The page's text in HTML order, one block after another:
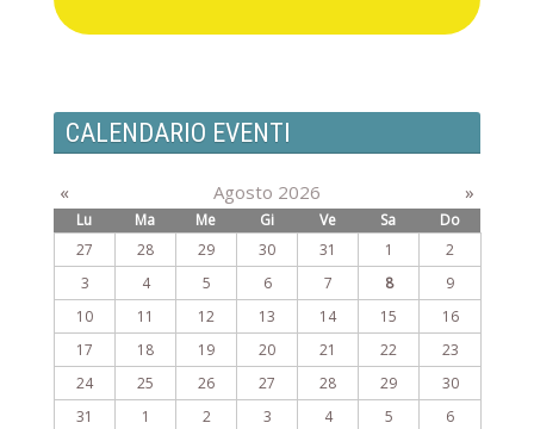
CALENDARIO EVENTI
« Agosto 2026 »
Lu Ma Me Gi Ve Sa
Do
27
28 29 30 31 1
2
3
4 5 6 7 8
9
10
11 12 13 14 15
16
17
18 19 20 21 22
23
24
25 26 27 28 29
30
31
1 2 3 4 5 6